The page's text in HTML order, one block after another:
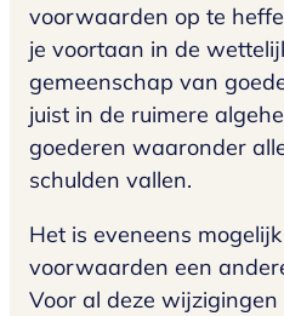
voorwaarden op te
je voortaan in de
gemeenschap van
juist in de ruimere
goederen waaronder
schulden vallen.
Het is eveneens
voorwaarden een
Voor al deze